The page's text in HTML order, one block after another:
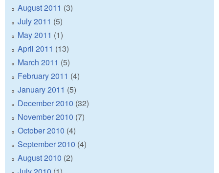
August 2011 (3)
July 2011 (5)
May 2011 (1)
April 2011 (13)
March 2011 (5)
February 2011 (4)
January 2011 (5)
December 2010 (32)
November 2010 (7)
October 2010 (4)
September 2010 (4)
August 2010 (2)